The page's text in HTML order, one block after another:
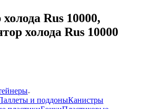
Rus 10000,
холода Rus 10000
и поддоныКанистры